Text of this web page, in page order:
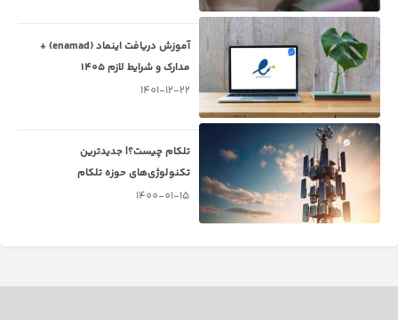
آموزش دریافت اینماد (enamad) +
مدارک و شرایط لازم 1405
1401-12-22
تلکام چیست؟| جدیدترین
تکنولوژی‌های حوزه تلکام
1400-01-15